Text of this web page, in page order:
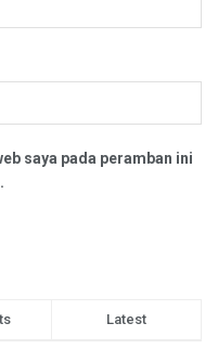
saya pada peramban ini
Latest